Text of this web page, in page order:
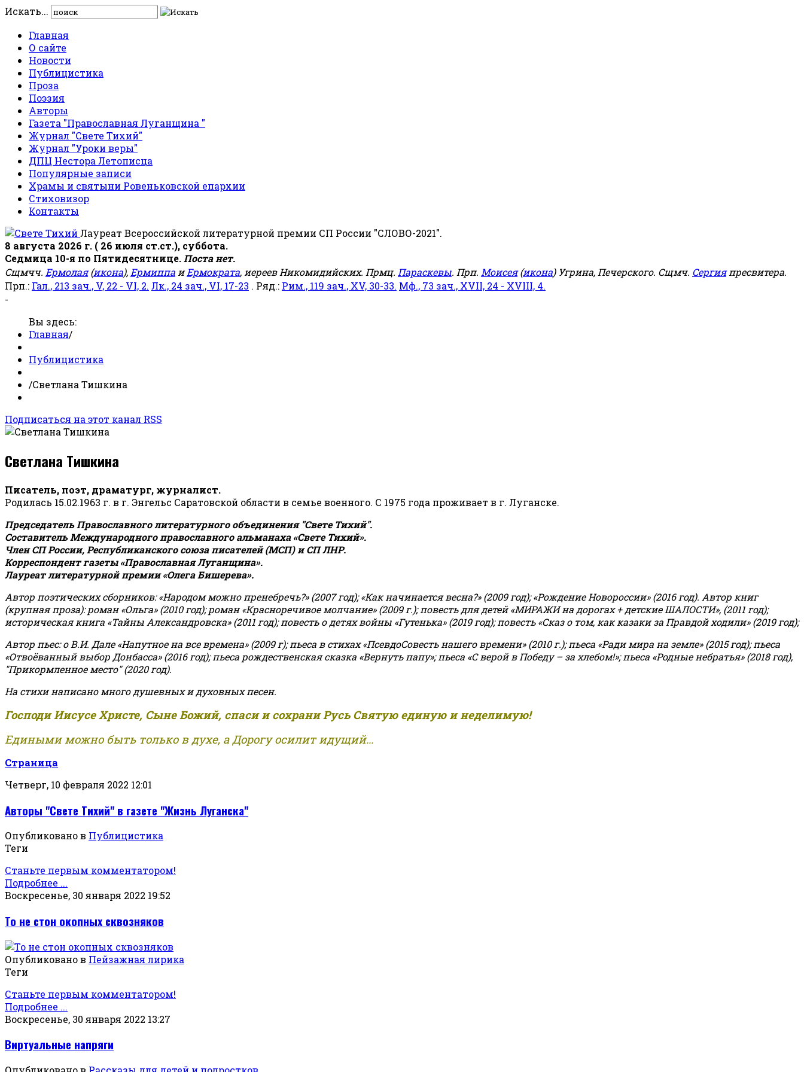
Искать...
Главная
О сайте
Новости
Публицистика
Проза
Поэзия
Авторы
Газета "Православная Луганщина "
Журнал "Свете Тихий"
Журнал "Уроки веры"
ДПЦ Нестора Летописца
Популярные записи
Храмы и святыни Ровеньковской епархии
Стиховизор
Контакты
Лауреат Всероссийской литературной премии СП России "СЛОВО-2021".
8 августа 2026 г. ( 26 июля ст.ст.), суббота.
Седмица 10-я по Пятидесятнице. Поста нет.
Сщмчч. Ермолая(икона), Ермиппа иЕрмократа, иереев Никомидийских. Прмц. Параскевы. Прп. Моисея(икона) Угрина, Печерского. Сщмч. Сергияпресвитера.
Прп.: Гал., 213 зач., V, 22 - VI, 2. Лк., 24 зач., VI, 17-23 . Ряд.: Рим., 119 зач., XV, 30-33. Мф., 73 зач., XVII, 24 - XVIII, 4.
-
Вы здесь:
Главная/
Публицистика
/Светлана Тишкина
Подписаться на этот канал RSS
Светлана Тишкина
Писатель, поэт, драматург, журналист.
Родилась 15.02.1963 г. в г. Энгельс Саратовской области в семье военного. С 1975 года проживает в г. Луганске.
Председатель Православного литературного объединения "Свете Тихий".
Составитель Международного православного альманаха «Свете Тихий».
Член СП России, Республиканского союза писателей (МСП) и СП ЛНР.
Корреспондент газеты «Православная Луганщина».
Лауреат литературной премии «Олега Бишерева».
Автор поэтических сборников: «Народом можно пренебречь?» (2007 год); «Как начинается весна?» (2009 год); «Рождение Новороссии» (2016 год). Автор книг
(крупная проза): роман «Ольга» (2010 год); роман «Красноречивое молчание» (2009 г.); повесть для детей «МИРАЖИ на дорогах + детские ШАЛОСТИ», (2011 год);
историческая книга «Тайны Александровска» (2011 год); повесть о детях войны «Гутенька» (2019 год); повесть «Сказ о том, как казаки за Правдой ходили» (2019 год);
Автор пьес: о В.И. Дале «Напутное на все времена» (2009 г); пьеса в стихах «ПсевдоСовесть нашего времени» (2010 г.); пьеса «Ради мира на земле» (2015 год); пьеса
«Отвоёванный выбор Донбасса» (2016 год); пьеса рождественская сказка «Вернуть папу»; пьеса «С верой в Победу – за хлебом!»;пьеса «Родные небратья» (2018 год),
"Прикормленное место" (2020 год).
На стихи написано много душевных и духовных песен.
Господи Иисусе Христе, Сыне Божий, спаси и сохрани Русь Святую единую и неделимую!
Едиными можно быть только в духе, а Дорогу осилит идущий...
Страница
Четверг, 10 февраля 2022 12:01
Авторы "Свете Тихий" в газете "Жизнь Луганска"
Опубликовано в Публицистика
Теги
Станьте первым комментатором!
Подробнее ...
Воскресенье, 30 января 2022 19:52
То не стон окопных сквозняков
Опубликовано в Пейзажная лирика
Теги
Станьте первым комментатором!
Подробнее ...
Воскресенье, 30 января 2022 13:27
Виртуальные напряги